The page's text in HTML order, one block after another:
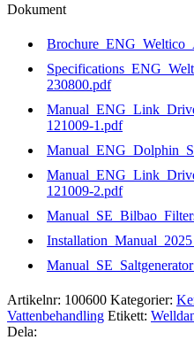
Dokument
230800.pdf
121009-1.pdf
121009-2.pdf
Artikelnr: 100600 Kategorier:
Vattenbehandling Etikett:
Dela: